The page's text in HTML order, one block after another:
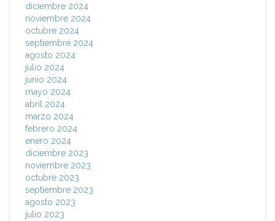
diciembre 2024
noviembre 2024
octubre 2024
septiembre 2024
agosto 2024
julio 2024
junio 2024
mayo 2024
abril 2024
marzo 2024
febrero 2024
enero 2024
diciembre 2023
noviembre 2023
octubre 2023
septiembre 2023
agosto 2023
julio 2023